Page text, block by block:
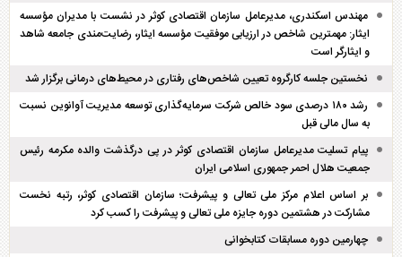
مهندس اسکندری، مدیرعامل سازمان اقتصادی کوثر در نشست با مدیران مؤسسه
ایثار: مهمترین شاخص در ارزیابی موفقیت مؤسسه ایثار، رضایت‌مندی جامعه شاهد
و ایثارگر است
نخستین جلسه کارگروه تعیین شاخص‌های رفتاری در محیط‌های درمانی برگزار شد
رشد ۱۸۰ درصدی سود خالص شرکت سرمایه‌گذاری توسعه مدیریت آوانوین نسبت
به سال مالی قبل
پیام تسلیت مدیرعامل سازمان اقتصادی کوثر در پی درگذشت والده مکرمه رئیس
جمعیت هلال احمر جمهوری اسلامی ایران
بر اساس اعلام مرکز ملی تعالی و پیشرفت؛ سازمان اقتصادی کوثر، رتبه نخست
مشارکت در هشتمین دوره جایزه ملی تعالی و پیشرفت را کسب کرد
چهارمین دوره مسابقات کتابخوانی